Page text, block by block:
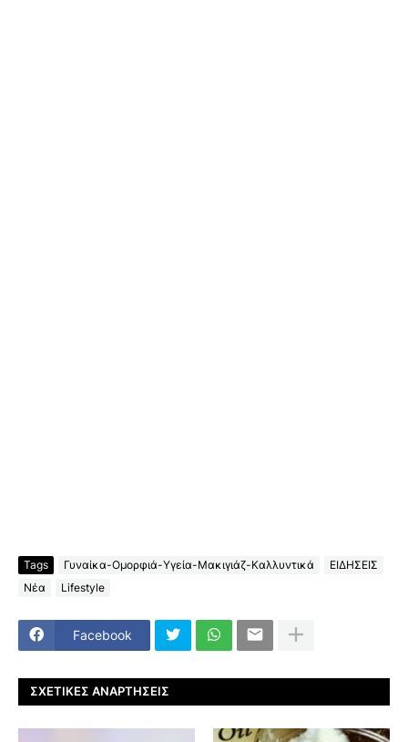
Tags Γυναίκα-Ομορφιά-Υγεία-Μακιγιάζ-Καλλυντικά
ΕΙΔΗΣΕΙΣ
Νέα
Lifestyle
Facebook
ΣΧΕΤΙΚΈΣ ΑΝΑΡΤΉΣΕΙΣ